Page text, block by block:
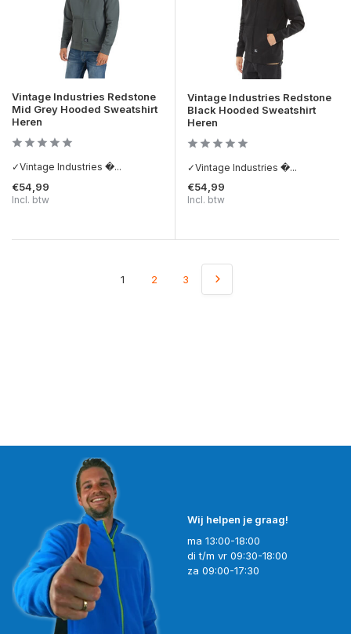
Vintage Industries Redstone
Mid Grey Hooded Sweatshirt
Heren
✓Vintage Industries �...
€54,99
Incl. btw
Vintage Industries Redstone
Black Hooded Sweatshirt
Heren
✓Vintage Industries �...
€54,99
Incl. btw
1 2 3
Wij helpen je graag!
ma 13:00-18:00
di t/m vr 09:30-18:00
za 09:00-17:30